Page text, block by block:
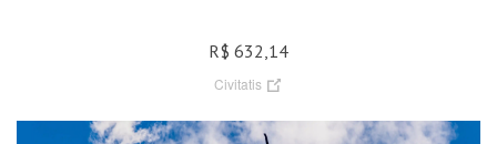
R$ 632,14
Civitatis